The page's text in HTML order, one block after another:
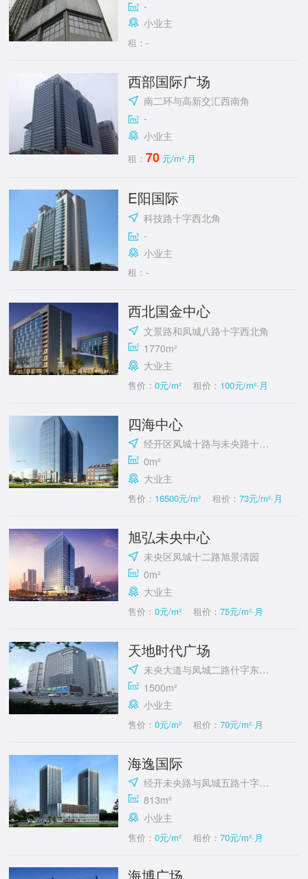
-
小业主
租：-
西部国际广场
南二环与高新交汇西南角
-
小业主
租：70 元/m²·月
E阳国际
科技路十字西北角
-
小业主
租：-
西北国金中心
文景路和凤城八路十字西北角
1770m²
大业主
售价：0元/m² 租价： 100元/m²·月
四海中心
经开区凤城十路与未央路十字东南
0m²
大业主
售价： 16500元/m² 租价： 73元/m²·月
旭弘未央中心
未央区凤城十二路旭景清园
0m²
大业主
售价：0元/m² 租价： 75元/m²·月
天地时代广场
未央大道与凤城二路什字东北角
1500m²
小业主
售价：0元/m² 租价： 70元/m²·月
海逸国际
经开未央路与凤城五路十字东北角
813m²
小业主
售价：0元/m² 租价： 70元/m²·月